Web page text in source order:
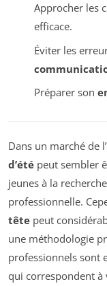
Approcher les
efficace.
Éviter les
Préparer son
Dans un marché de
d’été peut sembler
jeunes à la
professionnelle.
tête peut
une méthodologie
professionnels sont
qui correspondent à